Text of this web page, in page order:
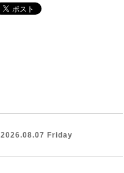
2026.08.07 Friday